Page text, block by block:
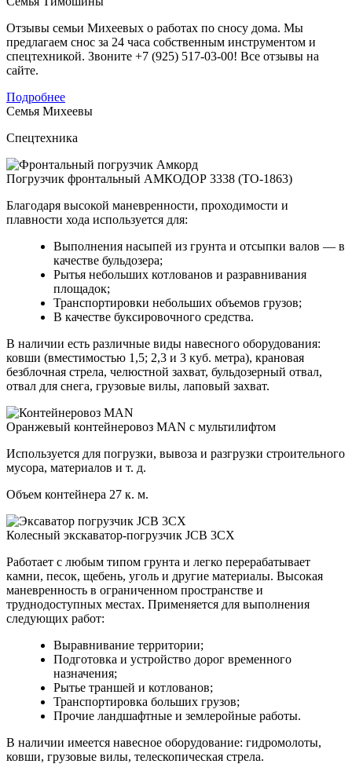
Отзывы семьи Михеевых о работах по сносу дома. Мы
предлагаем снос за 24 часа собственным инструментом и
спецтехникой. Звоните +7 (925) 517-03-00! Все отзывы на
сайте.
Подробнее
Семья Михеевы
Спецтехника
Погрузчик фронтальный АМКОДОР 3338 (ТО-1863)
Благодаря высокой маневренности, проходимости и
плавности хода используется для:
Выполнения насыпей из грунта и отсыпки валов — в
качестве бульдозера;
Рытья небольших котлованов и разравнивания
площадок;
Транспортировки небольших объемов грузов;
В качестве буксировочного средства.
В наличии есть различные виды навесного оборудования:
ковши (вместимостью 1,5; 2,3 и 3 куб. метра), крановая
безблочная стрела, челюстной захват, бульдозерный отвал,
отвал для снега, грузовые вилы, лаповый захват.
Оранжевый контейнеровоз MAN с мультилифтом
Используется для погрузки, вывоза и разгрузки строительного
мусора, материалов и т. д.
Объем контейнера 27 к. м.
Колесный экскаватор-погрузчик JCB 3CX
Работает с любым типом грунта и легко перерабатывает
камни, песок, щебень, уголь и другие материалы. Высокая
маневренность в ограниченном пространстве и
труднодоступных местах. Применяется для выполнения
следующих работ:
Выравнивание территории;
Подготовка и устройство дорог временного
назначения;
Рытье траншей и котлованов;
Транспортировка больших грузов;
Прочие ландшафтные и землеройные работы.
В наличии имеется навесное оборудование: гидромолоты,
ковши, грузовые вилы, телескопическая стрела.